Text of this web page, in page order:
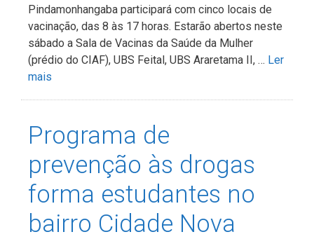
Pindamonhangaba participará com cinco locais de
vacinação, das 8 às 17 horas. Estarão abertos neste
sábado a Sala de Vacinas da Saúde da Mulher
(prédio do CIAF), UBS Feital, UBS Araretama II, … Ler
mais
Programa de
prevenção às drogas
forma estudantes no
bairro Cidade Nova